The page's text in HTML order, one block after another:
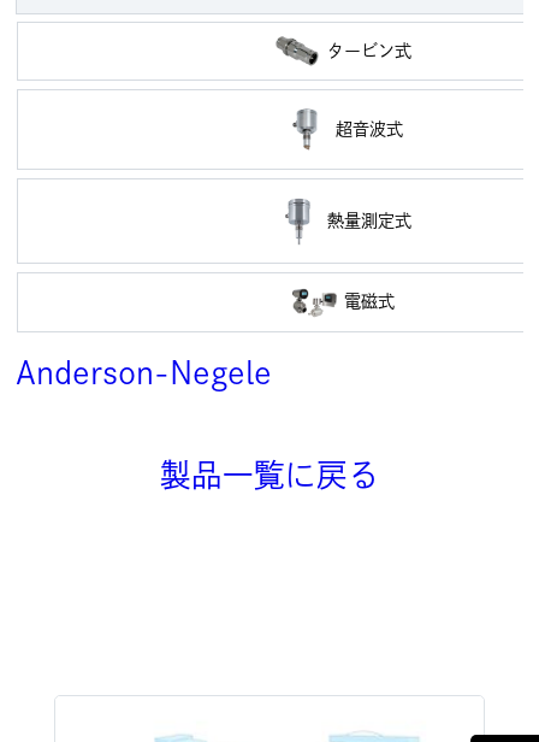
タービン式
超音波式
熱量測定式
電磁式
Anderson-Negele
製品一覧に戻る